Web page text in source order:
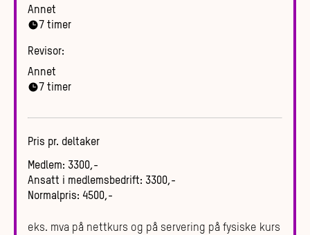
Annet
7 timer
Revisor:
Annet
7 timer
Pris pr. deltaker
Medlem: 3300,-
Ansatt i medlemsbedrift: 3300,-
Normalpris: 4500,-
eks. mva på nettkurs og på servering på fysiske kurs